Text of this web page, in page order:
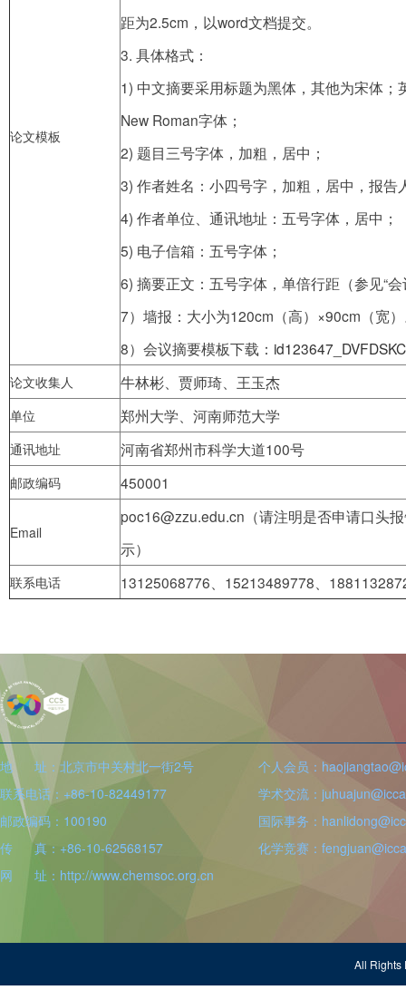
论文模板
距为2.5cm，以word文档提交。
3. 具体格式：
1) 中文摘要采用标题为黑体，其他为宋体；
New Roman字体；
2) 题目三号字体，加粗，居中；
3) 作者姓名：小四号字，加粗，居中，报告
4) 作者单位、通讯地址：五号字体，居中；
5) 电子信箱：五号字体；
6) 摘要正文：五号字体，单倍行距（参见“
7）墙报：大小为120cm（高）×90cm（宽
8）会议摘要模板下载：
论文收集人 牛林彬、贾师琦、王玉杰
单位 郑州大学、河南师范大学
通讯地址 河南省郑州市科学大道100号
邮政编码 450001
Email
poc16@zzu.edu.cn（请注明是否申请口头
示）
联系电话 13125068776、15213489778、
地 址：北京市中关村北一街2号
联系电话：+86-10-82449177
邮政编码：100190
传 真：+86-10-62568157
网 址：http://www.chemsoc.org.cn
个人会员：
学术交流：
国际事务：
化学竞赛：
All Rights